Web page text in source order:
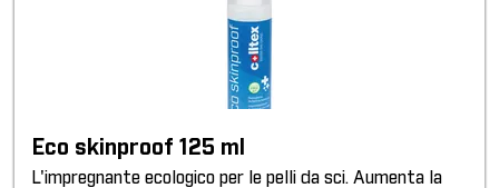
Eco skinproof 125 ml
L'impregnante ecologico per le pelli da sci. Aumenta la